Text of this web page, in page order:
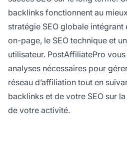
backlinks fonctionnent au
stratégie SEO globale intégrant
on-page, le SEO technique et
utilisateur. PostAffiliatePro
analyses nécessaires pour
réseau d’affiliation tout en
backlinks et de votre SEO sur
de votre activité.